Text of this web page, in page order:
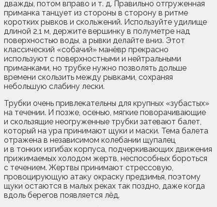
дважды, потом вправо и т. д. Правильно отгруженная
приманка танцует из стороны в сторону в ритме
коротких рывков и скольжений. Используйте удилище
длиной 2,1 м, держите вершинку в полуметре над
поверхностью воды, а рывки делайте вниз. Этот
классический «собачий» манёвр прекрасно
используют с поверхностными и нейтральными
приманками, но трубке нужно позволять дольше
времени скользить между рывками, сохраняя
небольшую слабину лески.
Трубки очень привлекательны для крупных «зубастых»
на течении. И позже, осенью, мягкие поворачивающие
и скользящие неогруженные трубки затевают балет,
который на ура принимают щуки и маски. Тема балета
отражена в независимом колебании щупалец
и в тонких изгибах корпуса, подчеркивающих движения
прижимаемых холодом жертв, неспособных бороться
с течением. Жертвы принимают стрессовую,
провоцирующую атаку окраску предзимья, поэтому
щуки остаются в малых реках так поздно, даже когда
вдоль берегов появляется лёд.